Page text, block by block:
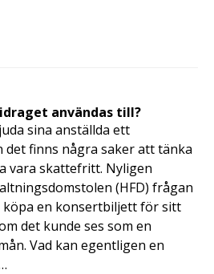
användas till?
sina anställda ett
det finns några saker att tänka
vara skattefritt. Nyligen
(HFD) frågan
köpa en konsertbiljett för sitt
det kunde ses som en
Vad kan egentligen en